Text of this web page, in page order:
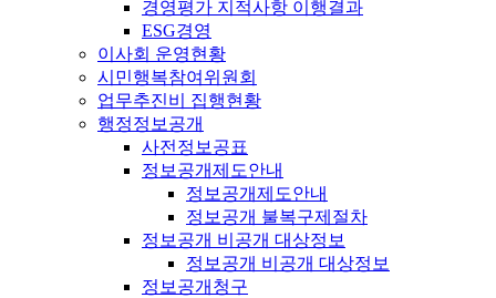
경영평가 지적사항 이행결과
ESG경영
이사회 운영현황
시민행복참여위원회
업무추진비 집행현황
행정정보공개
사전정보공표
정보공개제도안내
정보공개제도안내
정보공개 불복구제절차
정보공개 비공개 대상정보
정보공개 비공개 대상정보
정보공개청구